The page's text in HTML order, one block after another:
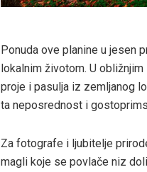
Ponuda ove planine u jesen
lokalnim životom. U
proje i pasulja iz zemljanog
ta neposrednost i
Za fotografe i ljubitelje
magli koje se povlače niz